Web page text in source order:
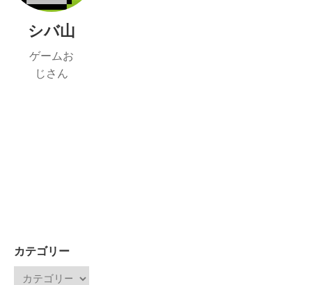
シバ山
ゲームお
じさん
カテゴリー